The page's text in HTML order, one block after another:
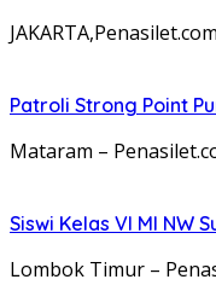
Patroli Strong Point
Mataram –
Siswi Kelas VI MI NW
Lombok Timur –